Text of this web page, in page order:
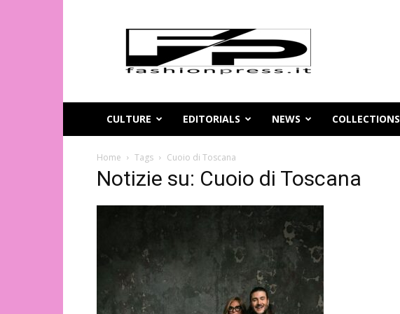
Magazine
moda
online
FashionPress.it
CULTURE
EDITORIALS NEWS COLLECTIONS
Home Tags Cuoio di Toscana
Notizie su: Cuoio di Toscana